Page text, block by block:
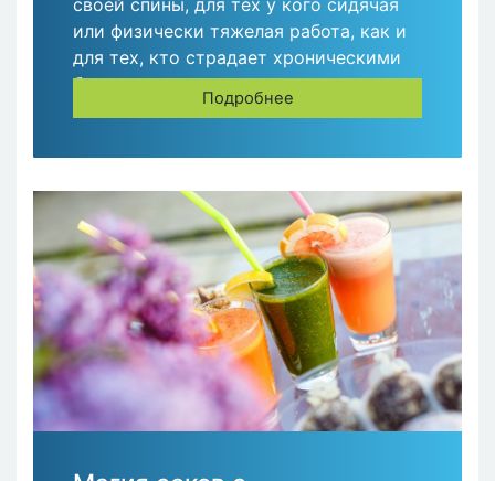
или физически тяжелая работа, как и
для тех, кто страдает хроническими
болями в спине.
Подробнее